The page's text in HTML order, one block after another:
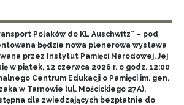
Polaków do KL Auschwitz” – pod
będzie nowa plenerowa wystawa
przez Instytut Pamięci Narodowej. Jej
w piątek, 12 czerwca 2026 r. o godz. 12:00
Centrum Edukacji o Pamięci im. gen.
w Tarnowie (ul. Mościckiego 27A).
dla zwiedzających bezpłatnie do